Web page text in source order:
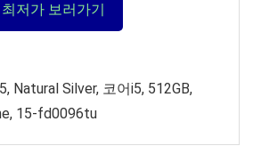
최저가 보러가기
Natural Silver, 코어i5, 512GB,
15-fd0096tu